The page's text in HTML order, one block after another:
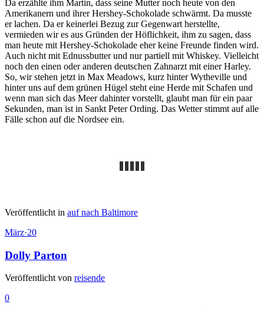
Da erzählte ihm Martin, dass seine Mutter noch heute von den
Amerikanern und ihrer Hershey-Schokolade schwärmt. Da musste
er lachen. Da er keinerlei Bezug zur Gegenwart herstellte,
vermieden wir es aus Gründen der Höflichkeit, ihm zu sagen, dass
man heute mit Hershey-Schokolade eher keine Freunde finden wird.
Auch nicht mit Ednussbutter und nur partiell mit Whiskey. Vielleicht
noch den einen oder anderen deutschen Zahnarzt mit einer Harley.
So, wir stehen jetzt in Max Meadows, kurz hinter Wytheville und
hinter uns auf dem grünen Hügel steht eine Herde mit Schafen und
wenn man sich das Meer dahinter vorstellt, glaubt man für ein paar
Sekunden, man ist in Sankt Peter Ording. Das Wetter stimmt auf alle
Fälle schon auf die Nordsee ein.
Veröffentlicht in auf nach Baltimore
März·20
Dolly Parton
Veröffentlicht von reisende
0